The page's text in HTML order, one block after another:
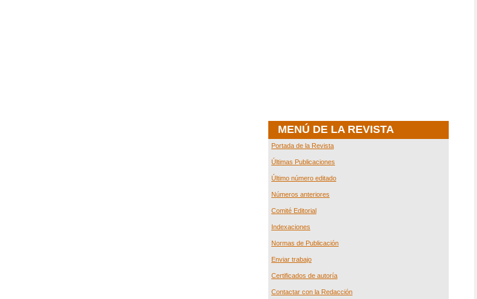
MENÚ DE LA REVISTA
Portada de la Revista
Últimas Publicaciones
Último número editado
Números anteriores
Comité Editorial
Indexaciones
Normas de Publicación
Enviar trabajo
Certificados de autoría
Contactar con la Redacción